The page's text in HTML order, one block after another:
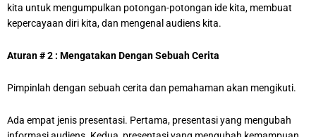
kita untuk mengumpulkan potongan-potongan ide kita, membuat
kepercayaan diri kita, dan mengenal audiens kita.
Aturan # 2 : Mengatakan Dengan Sebuah Cerita
Pimpinlah dengan sebuah cerita dan pemahaman akan mengikuti.
Ada empat jenis presentasi. Pertama, presentasi yang mengubah